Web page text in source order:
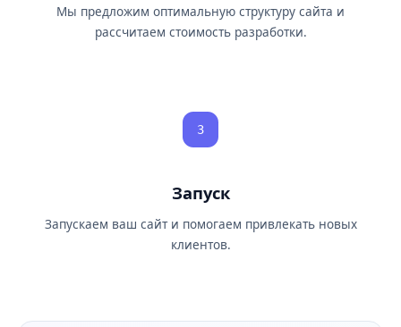
Мы предложим оптимальную структуру сайта и
рассчитаем стоимость разработки.
3
Запуск
Запускаем ваш сайт и помогаем привлекать новых
клиентов.